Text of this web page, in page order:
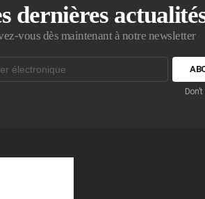
dernières
vous dès maintenant à notre newsletter